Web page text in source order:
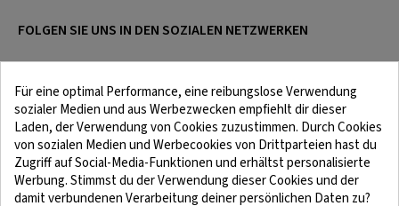
FOLGEN SIE UNS IN DEN SOZIALEN NETZWERKEN
Für eine optimal Performance, eine reibungslose Verwendung
sozialer Medien und aus Werbezwecken empfiehlt dir dieser
Laden, der Verwendung von Cookies zuzustimmen. Durch Cookies
von sozialen Medien und Werbecookies von Drittparteien hast du
Zugriff auf Social-Media-Funktionen und erhältst personalisierte
Werbung. Stimmst du der Verwendung dieser Cookies und der
damit verbundenen Verarbeitung deiner persönlichen Daten zu?